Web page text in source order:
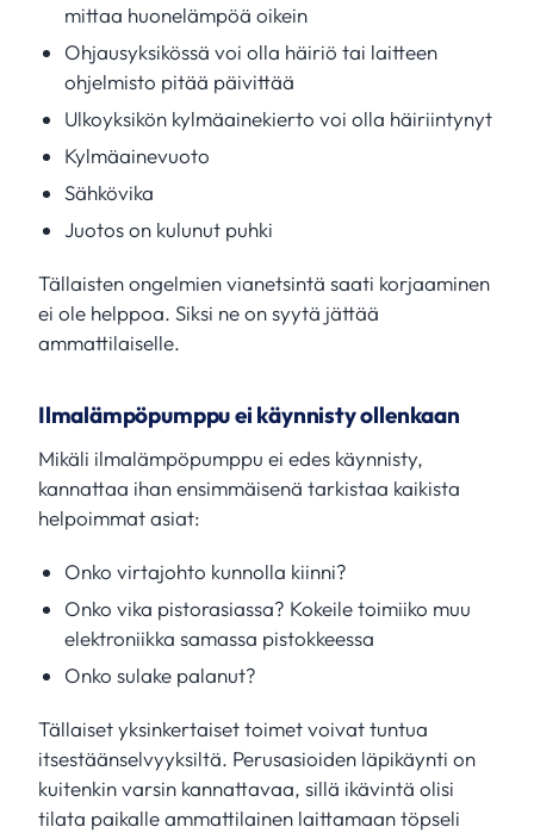
mittaa huonelämpöä oikein
Ohjausyksikössä voi olla häiriö tai laitteen
ohjelmisto pitää päivittää
Ulkoyksikön kylmäainekierto voi olla häiriintynyt
Kylmäainevuoto
Sähkövika
Juotos on kulunut puhki
Tällaisten ongelmien vianetsintä saati korjaaminen
ei ole helppoa. Siksi ne on syytä jättää
ammattilaiselle.
Ilmalämpöpumppu ei käynnisty ollenkaan
Mikäli ilmalämpöpumppu ei edes käynnisty,
kannattaa ihan ensimmäisenä tarkistaa kaikista
helpoimmat asiat:
Onko virtajohto kunnolla kiinni?
Onko vika pistorasiassa? Kokeile toimiiko muu
elektroniikka samassa pistokkeessa
Onko sulake palanut?
Tällaiset yksinkertaiset toimet voivat tuntua
itsestäänselvyyksiltä. Perusasioiden läpikäynti on
kuitenkin varsin kannattavaa, sillä ikävintä olisi
tilata paikalle ammattilainen laittamaan töpseli